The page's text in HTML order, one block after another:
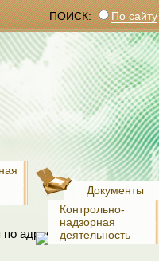
ПОИСК: По сайту
Документы
Контрольно-
надзорная
деятельность
по адресу:www.old.recko.ru